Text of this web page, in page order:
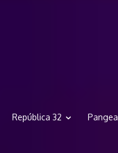
República 32 Pangea